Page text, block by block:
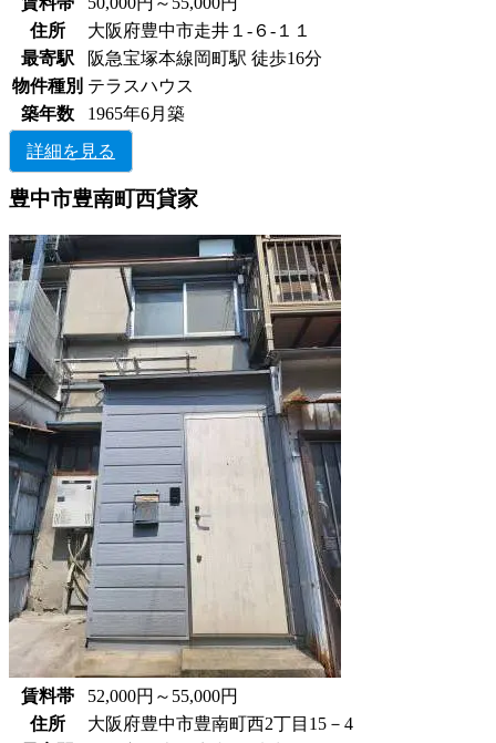
住所
大阪府豊中市走井１-６-１１
最寄駅
阪急宝塚本線岡町駅 徒歩16分
物件種別 テラスハウス
築年数
1965年6月築
詳細を見る
豊中市豊南町西貸家
賃料帯
52,000円～55,000円
住所
大阪府豊中市豊南町西2丁目15－4